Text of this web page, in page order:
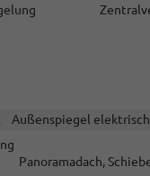
Außenspiegel
Panoramadach,